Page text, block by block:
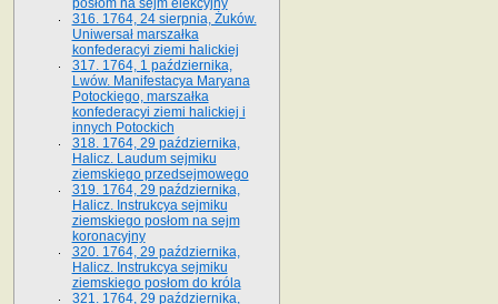
posłom na sejm elekcyjny
316. 1764, 24 sierpnia, Żuków.
Uniwersał marszałka
konfederacyi ziemi halickiej
317. 1764, 1 października,
Lwów. Manifestacya Maryana
Potockiego, marszałka
konfederacyi ziemi halickiej i
innych Potockich
318. 1764, 29 października,
Halicz. Laudum sejmiku
ziemskiego przedsejmowego
319. 1764, 29 października,
Halicz. Instrukcya sejmiku
ziemskiego posłom na sejm
koronacyjny
320. 1764, 29 października,
Halicz. Instrukcya sejmiku
ziemskiego posłom do króla
321. 1764, 29 października,